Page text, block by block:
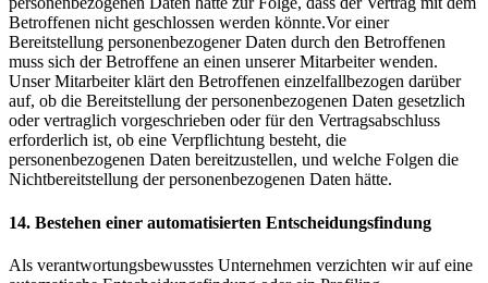
Betroffenen nicht geschlossen werden könnte.Vor einer
Bereitstellung personenbezogener Daten durch den Betroffenen
muss sich der Betroffene an einen unserer Mitarbeiter wenden.
Unser Mitarbeiter klärt den Betroffenen einzelfallbezogen darüber
auf, ob die Bereitstellung der personenbezogenen Daten gesetzlich
oder vertraglich vorgeschrieben oder für den Vertragsabschluss
erforderlich ist, ob eine Verpflichtung besteht, die
personenbezogenen Daten bereitzustellen, und welche Folgen die
Nichtbereitstellung der personenbezogenen Daten hätte.
14. Bestehen einer automatisierten Entscheidungsfindung
Als verantwortungsbewusstes Unternehmen verzichten wir auf eine